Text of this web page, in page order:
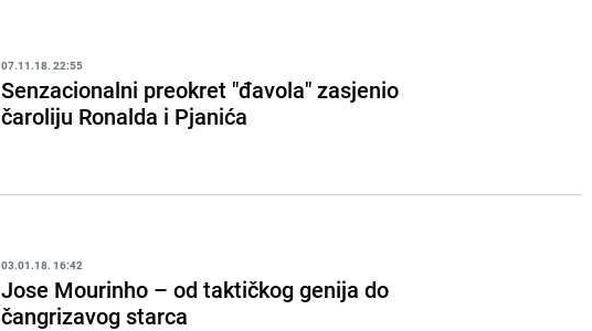
07.11.18. 22:55
Senzacionalni preokret "đavola" zasjenio
čaroliju Ronalda i Pjanića
03.01.18. 16:42
Jose Mourinho – od taktičkog genija do
čangrizavog starca